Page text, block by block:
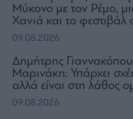
Μύκονο με τον Ρέμο,
Χανιά και το φεστιβάλ
09.08.2026
Δημήτρης
Μαρινάκη: Υπάρχει
αλλά είναι στη λάθος
09.08.2026